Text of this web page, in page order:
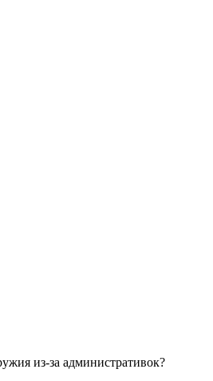
из-за административок?